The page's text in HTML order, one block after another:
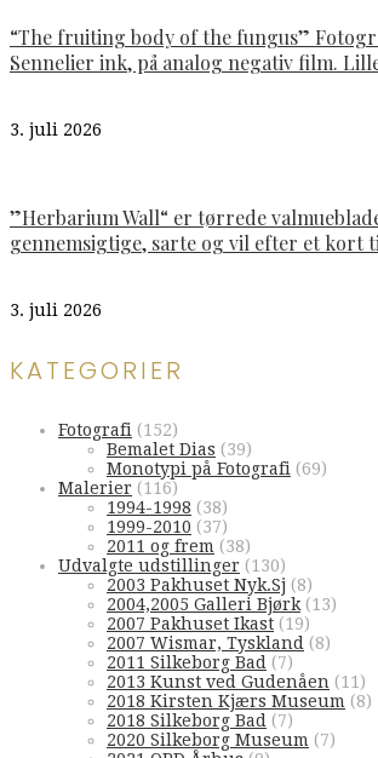
“The fruiting body of the fungus”
Sennelier ink, på analog negativ film.
3. juli 2026
”Herbarium Wall“ er tørrede
gennemsigtige, sarte og vil efter et
3. juli 2026
KATEGORIER
Fotografi (152)
Bemalet Dias (39)
Monotypi på Fotografi (69)
Malerier (116)
1994-1998 (38)
1999-2010 (37)
2011 og frem (38)
Udvalgte udstillinger (130)
2003 Pakhuset Nyk.Sj (8)
2004,2005 Galleri Bjørk (13)
2007 Pakhuset Ikast (19)
2007 Wismar, Tyskland (8)
2011 Silkeborg Bad (7)
2013 Kunst ved Gudenåen (11)
2018 Kirsten Kjærs Museum (8)
2018 Silkeborg Bad (7)
2020 Silkeborg Museum (7)